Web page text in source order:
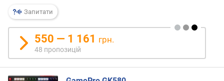
і
л
ь
к
Запитати
550 — 1 161 грн.
48 пропозицій